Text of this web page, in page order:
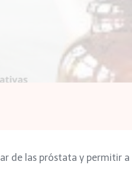
de las próstata y permitir